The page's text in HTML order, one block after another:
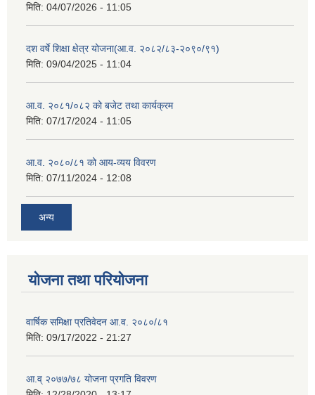
मिति: 04/07/2026 - 11:05
दश वर्षे शिक्षा क्षेत्र योजना(आ.व. २०८२/८३-२०९०/९१)
मिति: 09/04/2025 - 11:04
आ.व. २०८१/०८२ को बजेट तथा कार्यक्रम
मिति: 07/17/2024 - 11:05
आ.व. २०८०/८१ को आय-व्यय विवरण
मिति: 07/11/2024 - 12:08
अन्य
योजना तथा परियोजना
वार्षिक समिक्षा प्रतिवेदन आ.व. २०८०/८१
मिति: 09/17/2022 - 21:27
आ.व् २०७७/७८ योजना प्रगति विवरण